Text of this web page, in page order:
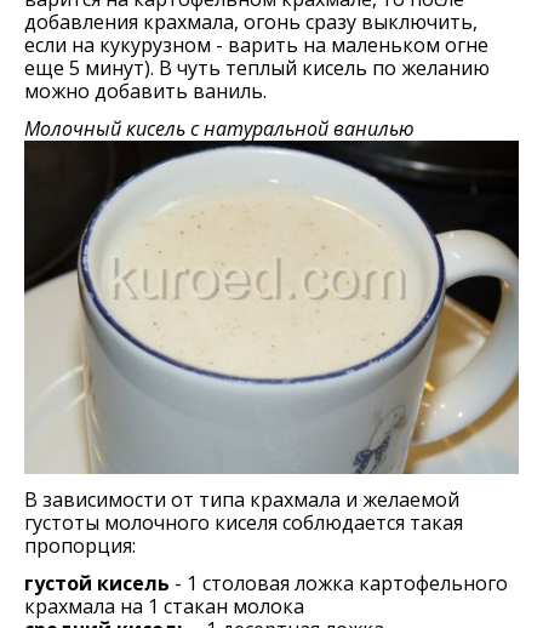
добавления крахмала, огонь сразу выключить,
если на кукурузном - варить на маленьком огне
еще 5 минут). В чуть теплый кисель по желанию
можно добавить ваниль.
Молочный кисель с натуральной ванилью
В зависимости от типа крахмала и желаемой
густоты молочного киселя соблюдается такая
пропорция:
густой кисель - 1 столовая ложка картофельного
крахмала на 1 стакан молока